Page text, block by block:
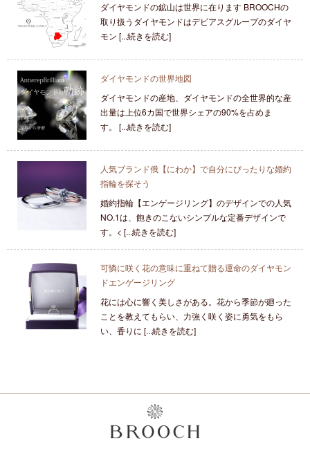
ダイヤモンドの鉱山は世界に在ります BROOCHの
取り扱うダイヤモンドはデビアスグループのダイヤ
モン [...続きを読む]
ダイヤモンドの世界地図
ダイヤモンドの産地、ダイヤモンドの全世界的な産
出量は上位6カ国で世界シェアの90%を占めま
す。 [...続きを読む]
人気ブランド俄【にわか】で自分にぴったりな婚約
指輪を探そう
婚約指輪【エンゲージリング】のデザインでの人気
NO.1は、飽きのこないシンプルな定番デザインで
す。< [...続きを読む]
可憐に咲く花の意味に重ねて贈る運命のダイヤモン
ドエンゲージリング
花には心に響く美しさがある。花から季節が廻った
ことを教えてもらい、力強く咲く姿に勇気をもら
い、香りに [...続きを読む]